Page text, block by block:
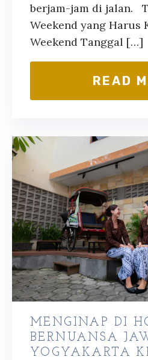
berjam-jam di jalan.
Weekend yang Harus
Weekend Tanggal […]
READ
MENGINAP DI
BERNUANSA
YOGYAKARTA